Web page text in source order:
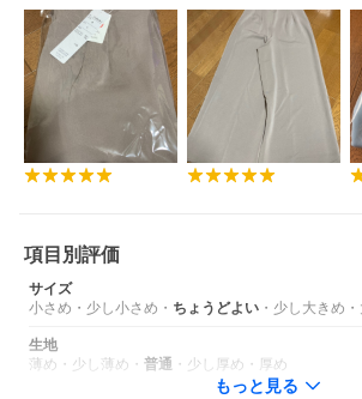
項目別評価
サイズ
小さめ ・ 少し小さめ ・ ちょうどよい ・ 少し大きめ ・
生地
薄め ・ 少し薄め ・ 普通 ・ 少し厚め ・ 厚め
もっと見る